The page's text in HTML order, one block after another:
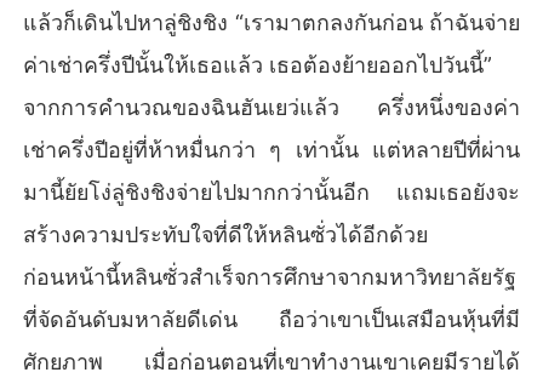
แล้วก็เดินไปหาลู่ชิงชิง “เรามาตกลงกันก่อน ถ้าฉันจ่าย
ค่าเช่าครึ่งปีนั้นให้เธอแล้ว เธอต้องย้ายออกไปวันนี้”
จากการคำนวณของฉินฮันเยว่แล้ว ครึ่งหนึ่งของค่า
เช่าครึ่งปีอยู่ที่ห้าหมื่นกว่า ๆ เท่านั้น แต่หลายปีที่ผ่าน
มานี้ยัยโง่ลู่ชิงชิงจ่ายไปมากกว่านั้นอีก แถมเธอยังจะ
สร้างความประทับใจที่ดีให้หลินซั่วได้อีกด้วย
ก่อนหน้านี้หลินซั่วสำเร็จการศึกษาจากมหาวิทยาลัยรัฐ
ที่จัดอันดับมหาลัยดีเด่น ถือว่าเขาเป็นเสมือนหุ้นที่มี
ศักยภาพ เมื่อก่อนตอนที่เขาทำงานเขาเคยมีรายได้